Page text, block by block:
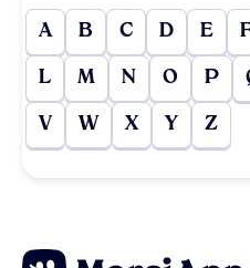
A B C D E
L M N O P
V W X Y Z